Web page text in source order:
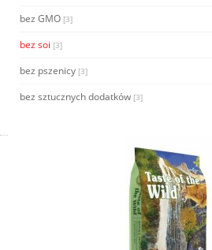
bez GMO [3]
bez soi [3]
bez pszenicy [3]
bez sztucznych dodatków [3]